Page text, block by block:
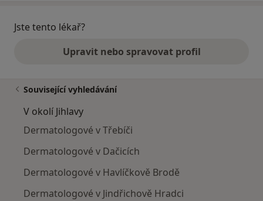
Jste tento lékař?
Upravit nebo spravovat profil
Související vyhledávání
V okolí Jihlavy
Dermatologové v Třebíči
Dermatologové v Dačicích
Dermatologové v Havlíčkově Brodě
Dermatologové v Jindřichově Hradci